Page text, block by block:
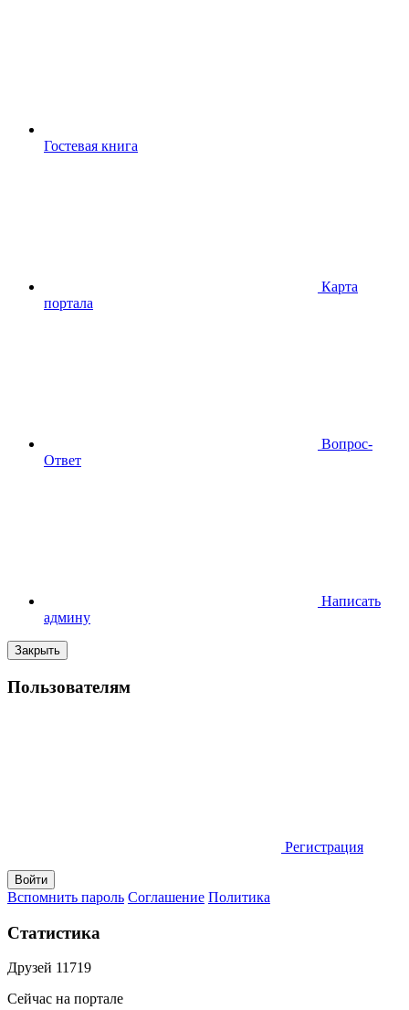
Гостевая книга
Карта
портала
Вопрос-
Ответ
Написать
админу
Закрыть
Пользователям
Регистрация
Вспомнить пароль Соглашение Политика
Статистика
Друзей 11719
Сейчас на портале